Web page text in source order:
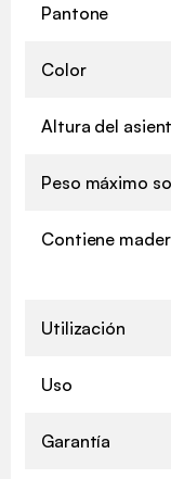
Pantone
Color
Altura del
Peso máximo
Contiene
Utilización
Uso
Garantía